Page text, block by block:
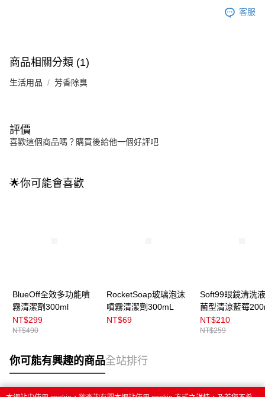
客服
商品相關分類 (1)
生活用品 芳香除臭
評價
喜歡這個商品嗎？購買後給他一個好評吧
🌟你可能會喜歡
BlueOff全效多功能噴
霧清潔劑300ml
NT$299
NT$490
RocketSoap玻璃泡沫
噴霧清潔劑300mL
NT$69
Soft99眼鏡清洗
菌型清涼藍莓
NT$210
NT$259
你可能有興趣的商品全站排行